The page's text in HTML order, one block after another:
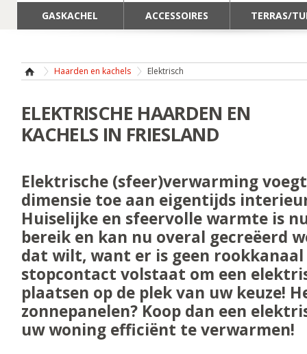
GASKACHEL ACCESSOIRES TERRAS/
Haarden en kachels Elektrisch
ELEKTRISCHE HAARDEN EN
KACHELS IN FRIESLAND
Elektrische (sfeer)verwarming
dimensie toe aan eigentijds
Huiselijke en sfeervolle warmte is
bereik en kan nu overal gecreëerd
dat wilt, want er is geen rookkanaal
stopcontact volstaat om een
plaatsen op de plek van uw keuze!
zonnepanelen? Koop dan een
uw woning efficiënt te verwarmen!